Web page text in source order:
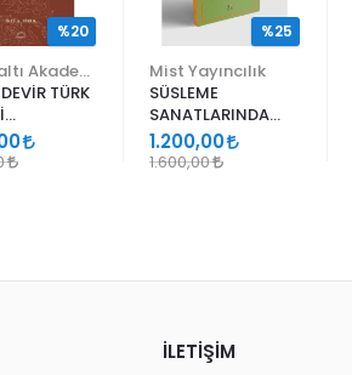
TÜRK
%20
Mist Yayıncılık
SÜSLEME
SANATLARINDA
GEÇMELER
1.200,00
1.600,00
%25
İLETİŞİM